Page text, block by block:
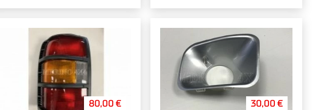
80,00 € 30,00 €